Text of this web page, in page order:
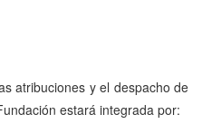
atribuciones y el despacho de
estará integrada por: